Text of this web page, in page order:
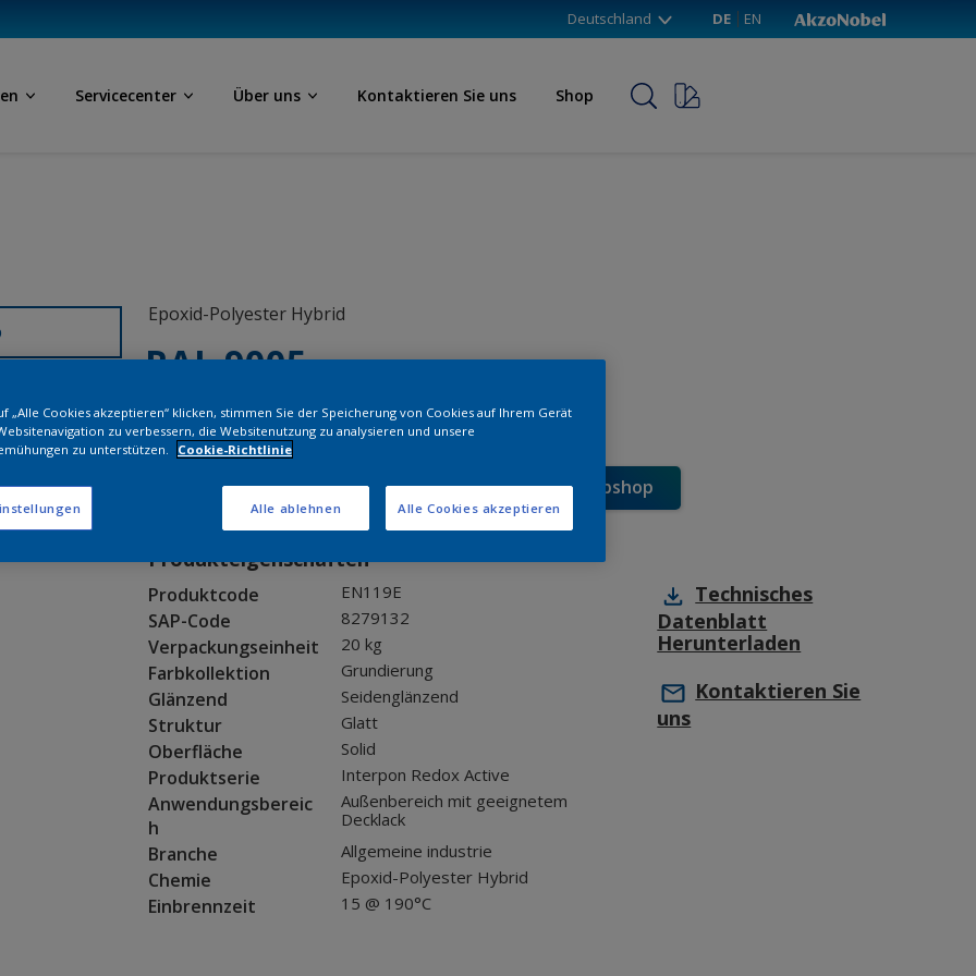
Deutschland DE EN
Servicecenter Über uns Kontaktieren Sie uns Shop
Epoxid-Polyester Hybrid
RAL 9005
EN119E
Muster bestellen Bestellen Sie direkt im Webshop
Produkteigenschaften
Produktcode EN119E
SAP-Code 8279132
Verpackungseinheit 20 kg
Farbkollektion Grundierung
Glänzend Seidenglänzend
Struktur Glatt
Oberfläche Solid
Produktserie Interpon Redox Active
Anwendungsbereic
h
Außenbereich mit geeignetem
Decklack
Branche Allgemeine industrie
Chemie Epoxid-Polyester Hybrid
Einbrennzeit 15 @ 190°C
Technisches
Datenblatt
Herunterladen
Kontaktieren Sie
uns
„Alle Cookies akzeptieren“ klicken, stimmen Sie der Speicherung von Cookies auf Ihrem Gerät
zu verbessern, die Websitenutzung zu analysieren und unsere
zu unterstützen.
Cookie-Richtlinie
Alle ablehnen Alle Cookies akzeptieren